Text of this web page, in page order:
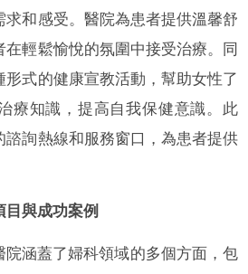
求和感受。醫院為患者提供溫馨舒
輕鬆愉悅的氛圍中接受治療。同
形式的健康宣教活動，幫助女性了
療知識，提高自我保健意識。此
諮詢熱線和服務窗口，為患者提供
目與成功案例
院涵蓋了婦科領域的多個方面，包